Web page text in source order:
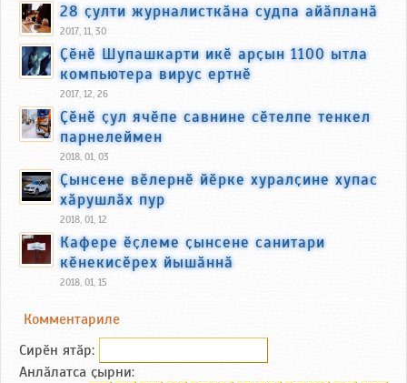
28 ҫулти журналисткӑна судпа айӑпланӑ
2017, 11, 30
Ҫӗнӗ Шупашкарти икӗ арҫын 1100 ытла
компьютера вирус ертнӗ
2017, 12, 26
Ҫӗнӗ ҫул ячӗпе савнине сӗтелпе тенкел
парнелеймен
2018, 01, 03
Ҫынсене вӗлернӗ йӗрке хуралҫине хупас
хӑрушлӑх пур
2018, 01, 12
Кафере ӗҫлеме ҫынсене санитари
кӗнекисӗрех йышӑннӑ
2018, 01, 15
Комментариле
Сирӗн ятӑp:
Анлӑлатса ҫырни: